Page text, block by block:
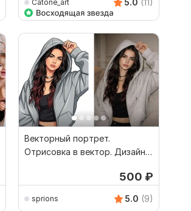
Catone_art
Векторный портрет.
Отрисовка в вектор. Дизайн.
500 ₽
sprions 5.0 (9)